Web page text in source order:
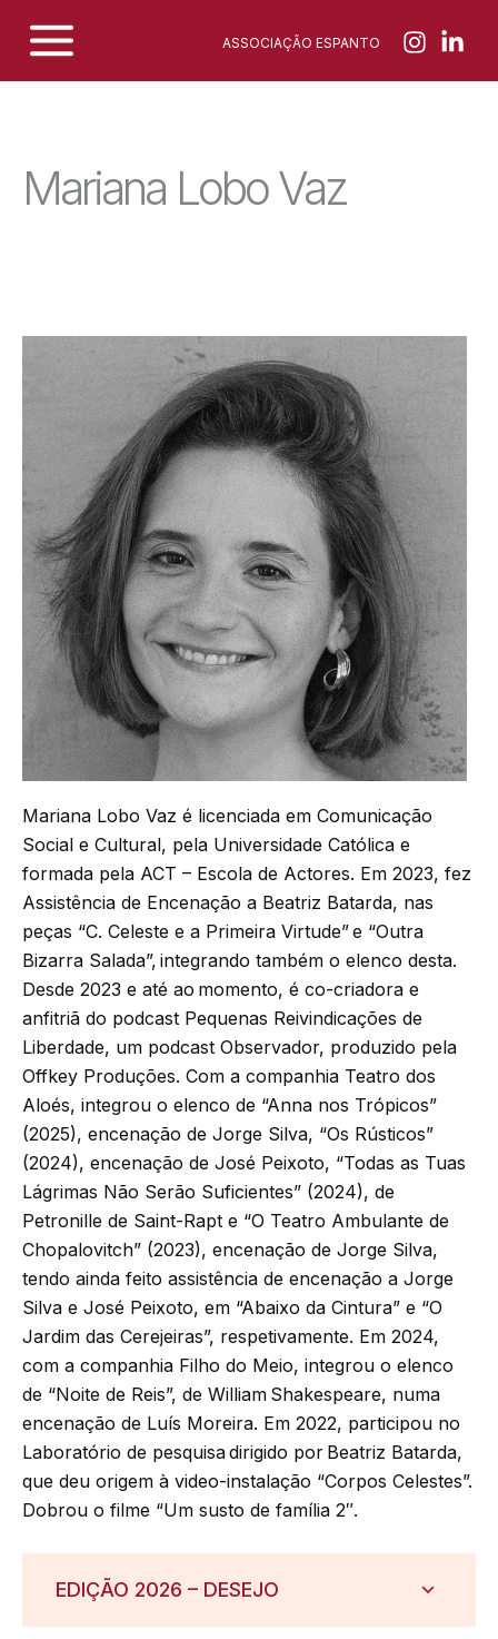
content
ASSOCIAÇÃO ESPANTO
Mariana Lobo Vaz
Mariana Lobo Vaz é licenciada em Comunicação
Social e Cultural, pela Universidade Católica e
formada pela ACT – Escola de Actores. Em 2023, fez
Assistência de Encenação a Beatriz Batarda, nas
peças “C. Celeste e a Primeira Virtude” e “Outra
Bizarra Salada”, integrando também o elenco desta.
Desde 2023 e até ao momento, é co-criadora e
anfitriã do podcast Pequenas Reivindicações de
Liberdade, um podcast Observador, produzido pela
Offkey Produções. Com a companhia Teatro dos
Aloés, integrou o elenco de “Anna nos Trópicos”
(2025), encenação de Jorge Silva, “Os Rústicos”
(2024), encenação de José Peixoto, “Todas as Tuas
Lágrimas Não Serão Suficientes” (2024), de
Petronille de Saint-Rapt e “O Teatro Ambulante de
Chopalovitch” (2023), encenação de Jorge Silva,
tendo ainda feito assistência de encenação a Jorge
Silva e José Peixoto, em “Abaixo da Cintura” e “O
Jardim das Cerejeiras”, respetivamente. Em 2024,
com a companhia Filho do Meio, integrou o elenco
de “Noite de Reis”, de William Shakespeare, numa
encenação de Luís Moreira. Em 2022, participou no
Laboratório de pesquisa dirigido por Beatriz Batarda,
que deu origem à video-instalação “Corpos Celestes”.
Dobrou o filme “Um susto de família 2″.
EDIÇÃO 2026 – DESEJO